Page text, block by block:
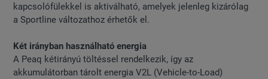
kapcsolófülekkel is aktiválható, amelyek jelenleg kizárólag
a Sportline változathoz érhetők el.
Két irányban használható energia
A Peaq kétirányú töltéssel rendelkezik, így az
akkumulátorban tárolt energia V2L (Vehicle-to-Load)